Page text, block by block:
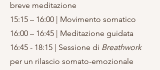
breve meditazione
15:15 – 16:00 | Movimento somatico
16:00 – 16:45 | Meditazione guidata
16:45 - 18:15 | Sessione di Breathwork
per un rilascio somato-emozionale